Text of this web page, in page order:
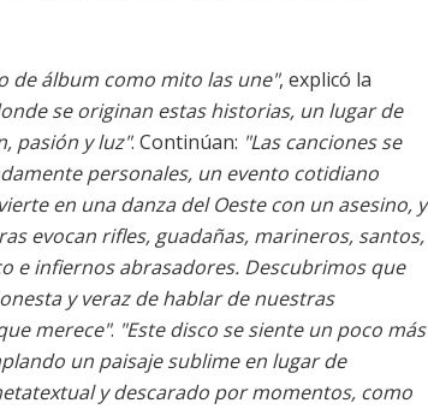
de álbum como mito las une", explicó la
se originan estas historias, un lugar de
pasión y luz". Continúan: "Las canciones se
personales, un evento cotidiano
en una danza del Oeste con un asesino, y
evocan rifles, guadañas, marineros, santos,
e infiernos abrasadores. Descubrimos que
y veraz de hablar de nuestras
merece". "Este disco se siente un poco más
un paisaje sublime en lugar de
y descarado por momentos, como